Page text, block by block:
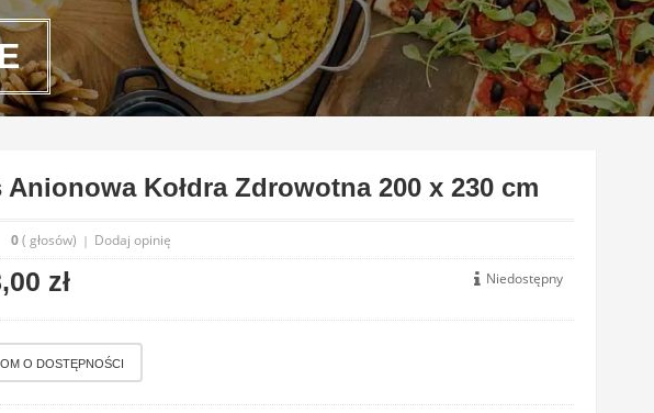
Anionowa Kołdra Zdrowotna 200 x 230 cm
0( głosów) | Dodaj opinię
zł Niedostępny